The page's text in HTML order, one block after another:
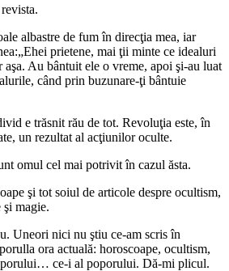
albastre de fum în direcţia mea, iar
prietene, mai ţii minte ce idealuri
Au bântuit ele o vreme, apoi şi-au luat
când prin buzunare-ţi bântuie
e trăsnit rău de tot. Revoluţia este, în
un rezultat al acţiunilor oculte.
omul cel mai potrivit în cazul ăsta.
şi tot soiul de articole despre ocultism,
şi magie.
Uneori nici nu ştiu ce-am scris în
ora actuală: horoscoape, ocultism,
ce-i al poporului. Dă-mi plicul.